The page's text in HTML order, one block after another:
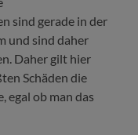
sind gerade in der
und sind daher
Daher gilt hier
Schäden die
egal ob man das